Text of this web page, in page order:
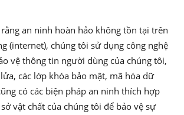
an ninh hoàn hảo không tồn tại trên
(internet), chúng tôi sử dụng công nghệ
vệ thông tin người dùng của chúng tôi,
các lớp khóa bảo mật, mã hóa dữ
có các biện pháp an ninh thích hợp
vật chất của chúng tôi để bảo vệ sự